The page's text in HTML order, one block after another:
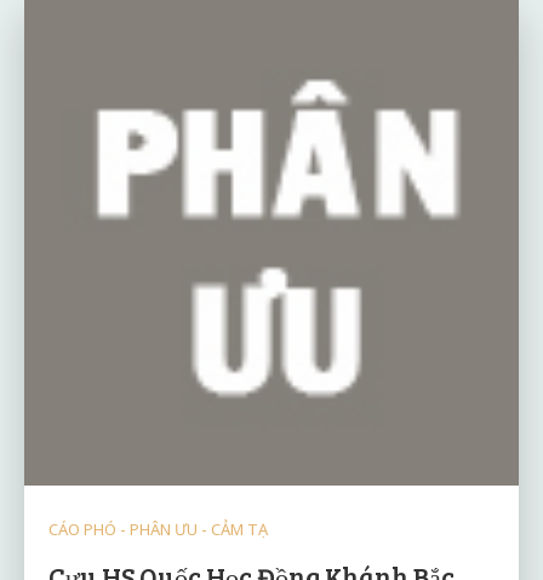
CÁO PHÓ - PHÂN ƯU - CẢM TẠ